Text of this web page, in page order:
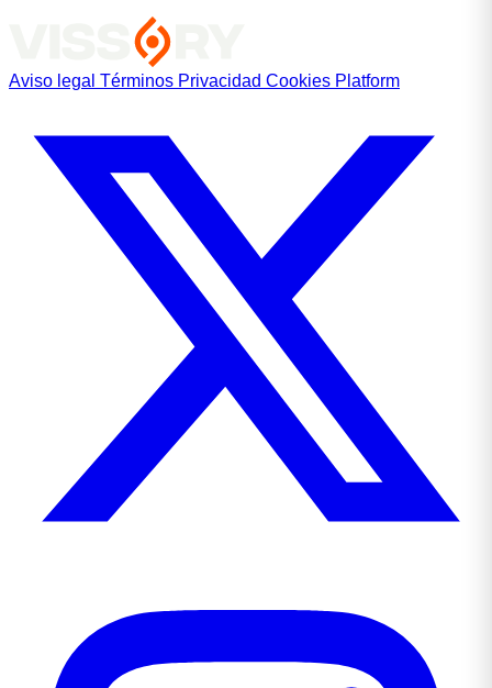
Aviso legal Términos Privacidad Cookies Platform